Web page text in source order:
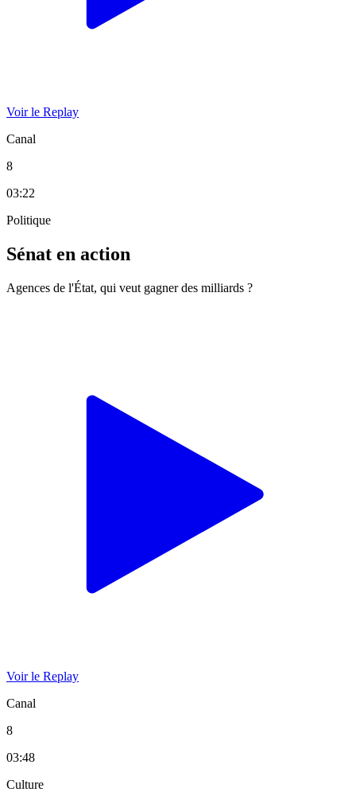
Voir le Replay
Canal
8
03:22
Politique
Sénat en action
Agences de l'État, qui veut gagner des milliards ?
Voir le Replay
Canal
8
03:48
Culture